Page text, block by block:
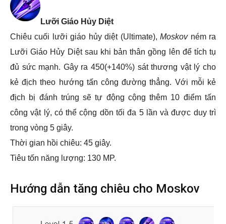
Lưỡi Giáo Hủy Diệt
Chiêu cuối lưỡi giáo hủy diệt (Ultimate),Moskov ném ra
Lưỡi Giáo Hủy Diệt sau khi bản thân gồng lên để tích tụ
đủ sức mạnh. Gây ra 450(+140%) sát thương vật lý cho
kẻ địch theo hướng tấn công đường thẳng. Với mỗi kẻ
địch bị đánh trúng sẽ tự động cộng thêm 10 điểm tấn
công vật lý, có thể cộng dồn tối đa 5 lần và được duy trì
trong vòng 5 giây.
Thời gian hồi chiêu: 45 giây.
Tiêu tốn năng lượng: 130 MP.
Hướng dẫn tăng chiêu cho Moskov